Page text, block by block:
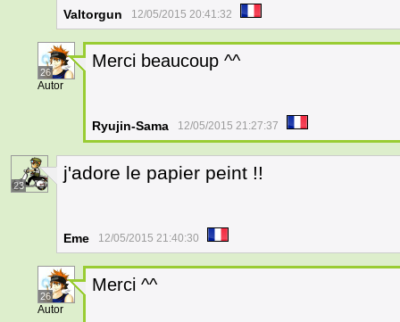
Valtorgun 12/05/2015 20:41:32
26
Autor
Merci beaucoup ^^
Ryujin-Sama 12/05/2015 21:27:37
23
j'adore le papier peint !!
Eme 12/05/2015 21:40:30
26
Autor
Merci ^^